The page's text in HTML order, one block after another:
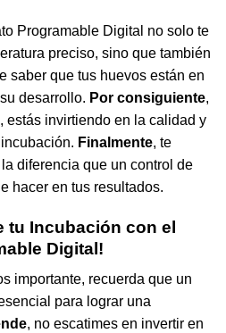
Programable Digital no solo te
preciso, sino que también
saber que tus huevos están en
desarrollo. Por consiguiente,
estás invirtiendo en la calidad y
Finalmente, te
diferencia que un control de
hacer en tus resultados.
tu Incubación con el
Digital!
importante, recuerda que un
para lograr una
, no escatimes en invertir en